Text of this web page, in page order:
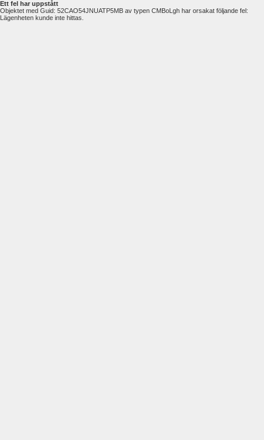
Ett fel har uppstått
Objektet med Guid: 52CAO54JNUATP5MB av typen CMBoLgh har orsakat följande fel:
Lägenheten kunde inte hittas.